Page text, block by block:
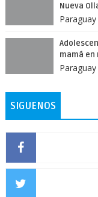
Nueva
mamá
SIGUENOS